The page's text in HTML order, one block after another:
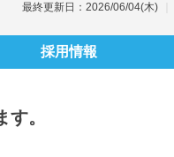
最終更新日：2026/06/04(木)
採用情報
。